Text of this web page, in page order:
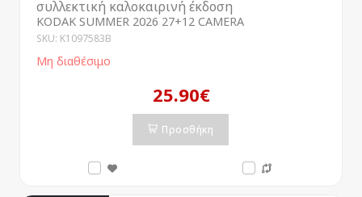
συλλεκτική καλοκαιρινή έκδοση
KODAK SUMMER 2026 27+12 CAMERA
SKU: K1097583B
Μη διαθέσιμο
25.90€
Προσθήκη